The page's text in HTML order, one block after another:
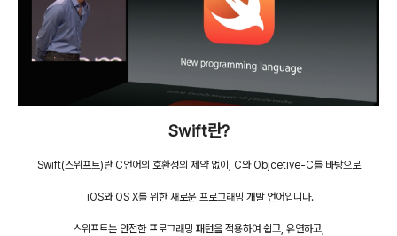
Swift란?
Swift(스위프트)란 C언어의 호환성의 제약 없이, C와 Objcetive-C를 바탕으로
iOS와 OS X를 위한 새로운 프로그래밍 개발 언어입니다.
스위프트는 안전한 프로그래밍 패턴을 적용하여 쉽고, 유연하고,